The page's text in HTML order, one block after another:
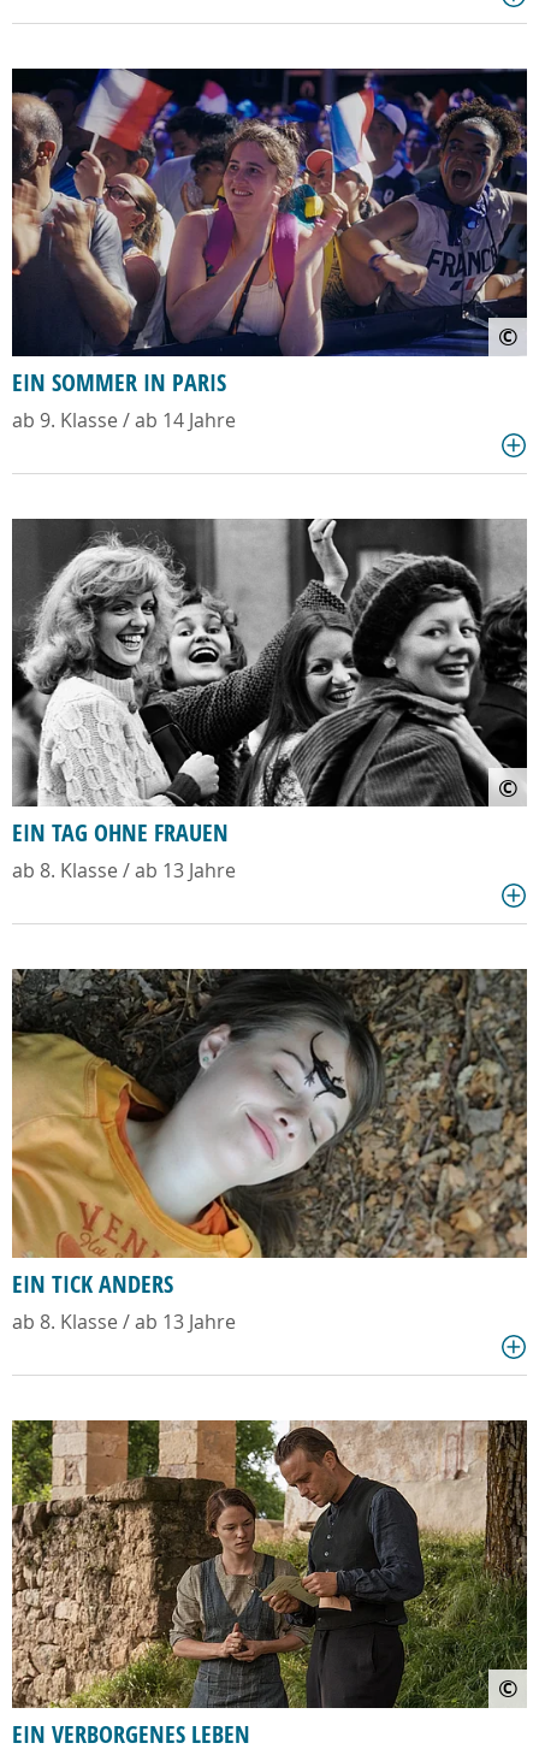
©
EIN SOMMER IN PARIS
ab 9. Klasse / ab 14 Jahre
©
EIN TAG OHNE FRAUEN
ab 8. Klasse / ab 13 Jahre
EIN TICK ANDERS
ab 8. Klasse / ab 13 Jahre
©
EIN VERBORGENES LEBEN